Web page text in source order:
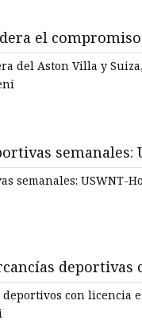
el
según revela un
del Aston Villa y
semanales:
semanales: USWNT-
deportivas
en 2030con licencia